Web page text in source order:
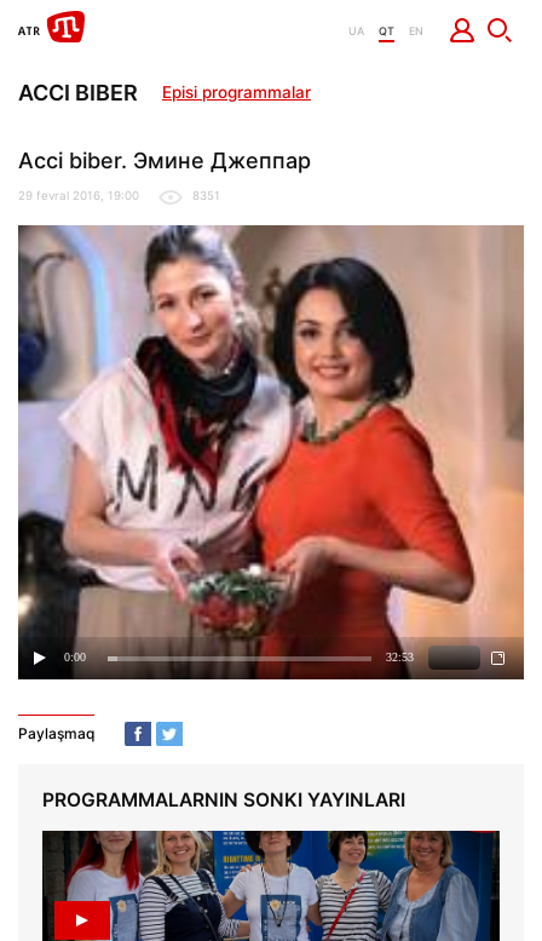
UA QT EN
ACCI BIBER Episi programmalar
Acci biber. Эмине Джеппар
29 fevral 2016, 19:00 8351
Paylaşmaq
PROGRAMMALARNIN SONKI YAYINLARI